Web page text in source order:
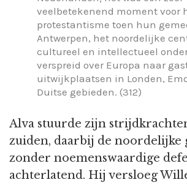
veelbetekenend moment voor
protestantisme toen hun
Antwerpen, het noordelijke
cultureel en intellectueel
verspreid over Europa naar
uitwijkplaatsen in Londen,
Duitse gebieden. (312)
Alva stuurde zijn
zuiden, daarbij de noordelijke
zonder noemenswaardige
achterlatend. Hij versloeg